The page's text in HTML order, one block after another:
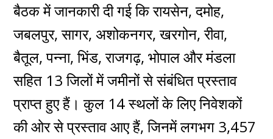
बैठक में जानकारी दी गई कि रायसेन, दमोह,
जबलपुर, सागर, अशोकनगर, खरगोन, रीवा,
बैतूल, पन्ना, भिंड, राजगढ़, भोपाल और मंडला
सहित 13 जिलों में जमीनों से संबंधित प्रस्ताव
प्राप्त हुए हैं। कुल 14 स्थलों के लिए निवेशकों
की ओर से प्रस्ताव आए हैं, जिनमें लगभग 3,457